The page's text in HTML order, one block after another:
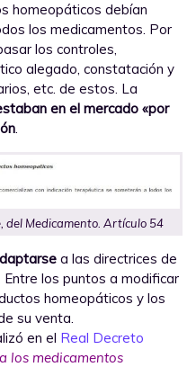
homeopáticos debían
los medicamentos. Por
los controles,
alegado, constatación y
etc. de estos. La
en el mercado «por
.
del Medicamento. Artículo 54
a las directrices de
Entre los puntos a modificar
homeopáticos y los
su venta.
en el Real Decreto
los medicamentos